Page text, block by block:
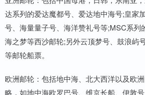
达系列的爱达魔都号、爱达地中海号;皇家
号、海量量子号、海洋赞礼号等;MSC系列
海之梦等西沙邮轮;另外云顶梦号、鼓浪屿
等邮轮船票。
欧洲邮轮：包括地中海、北大西洋以及欧
略，如地中海欧罗巴号、维京长船、伊敦